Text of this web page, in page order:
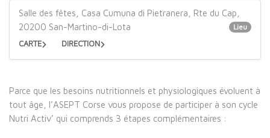
Salle des fêtes, Casa Cumuna di Pietranera, Rte du Cap,
20200 San-Martino-di-Lota
Lieu
CARTE DIRECTION
Parce que les besoins nutritionnels et physiologiques évoluent à
tout âge, l’ASEPT Corse vous propose de participer à son cycle
Nutri Activ’ qui comprends 3 étapes complémentaires :